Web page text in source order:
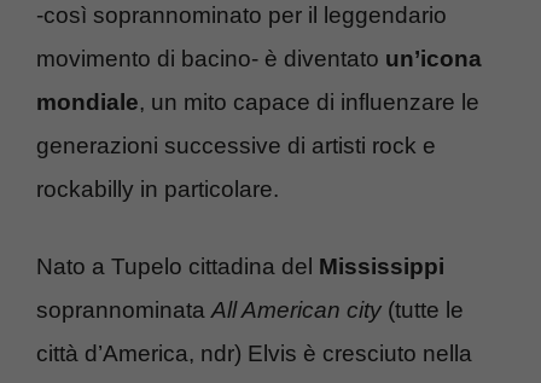
-così soprannominato per il leggendario
movimento di bacino- è diventato un’icona
mondiale, un mito capace di influenzare le
generazioni successive di artisti rock e
rockabilly in particolare.
Nato a Tupelo cittadina del Mississippi
soprannominata All American city (tutte le
città d’America, ndr) Elvis è cresciuto nella